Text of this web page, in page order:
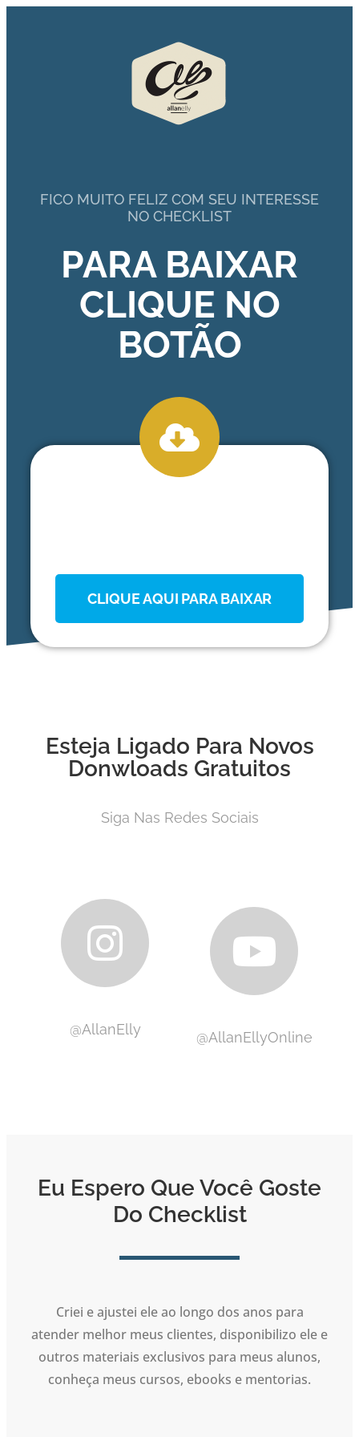
FICO MUITO FELIZ COM SEU INTERESSE
NO CHECKLIST
PARA BAIXAR
CLIQUE NO
BOTÃO
CLIQUE AQUI PARA BAIXAR
Esteja Ligado Para Novos
Donwloads Gratuitos
Siga Nas Redes Sociais
@allanElly @AllanEllyOnline
Eu Espero Que Você Goste
Do Checklist
Criei e ajustei ele ao longo dos anos para
atender melhor meus clientes, disponibilizo ele e
outros materiais exclusivos para meus alunos,
conheça meus cursos, ebooks e mentorias.